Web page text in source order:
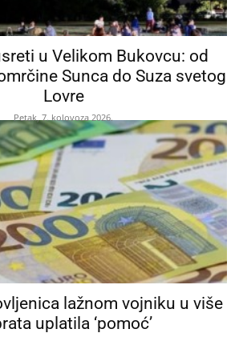
u Velikom Bukovcu: od
Sunca do Suza svetog
Lovre
Petak, 7. kolovoza 2026.
lažnom vojniku u više
uplatila ‘pomoć’